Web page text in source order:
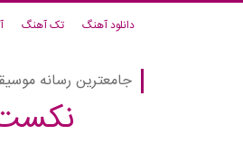
دانلود آهنگ تک آهنگ
جامعترین رسانه